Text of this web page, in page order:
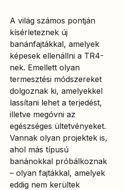
A világ számos pontján
kísérleteznek új
banánfajtákkal, amelyek
képesek ellenállni a TR4-
nek. Emellett olyan
termesztési módszereket
dolgoznak ki, amelyekkel
lassítani lehet a terjedést,
illetve megóvni az
egészséges ültetvényeket.
Vannak olyan projektek is,
ahol más típusú
banánokkal próbálkoznak
– olyan fajtákkal, amelyek
eddig nem kerültek